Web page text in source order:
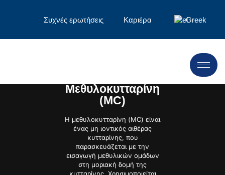
Συχνές ερωτήσεις Καριέρα Greek
Μεθυλοκυτταρίνη
(MC)
Η μεθυλοκυτταρίνη (MC) είναι
ένας μη ιοντικός αιθέρας
κυτταρίνης, που
παρασκευάζεται με την
εισαγωγή μεθυλικών ομάδων
στη μοριακή δομή της
κυτταρίνης. Χρησιμοποιείται